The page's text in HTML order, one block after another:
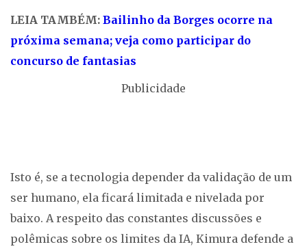
LEIA TAMBÉM: Bailinho da Borges ocorre na
próxima semana; veja como participar do
concurso de fantasias
Publicidade
Isto é, se a tecnologia depender da validação de um
ser humano, ela ficará limitada e nivelada por
baixo. A respeito das constantes discussões e
polêmicas sobre os limites da IA, Kimura defende a